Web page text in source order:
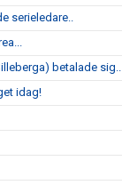
serieledare..
betalade sig..
idag!